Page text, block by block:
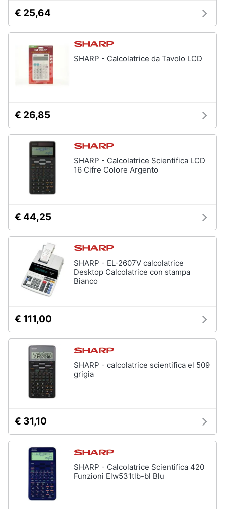
€ 25,64
SHARP - Calcolatrice da Tavolo LCD
€ 26,85
SHARP - Calcolatrice Scientifica LCD
16 Cifre Colore Argento
€ 44,25
SHARP - EL-2607V calcolatrice
Desktop Calcolatrice con stampa
Bianco
€ 111,00
SHARP - calcolatrice scientifica el 509
grigia
€ 31,10
SHARP - Calcolatrice Scientifica 420
Funzioni Elw531tlb-bl Blu